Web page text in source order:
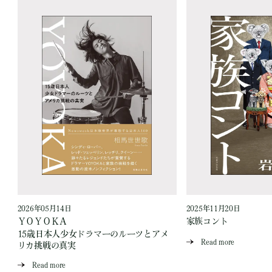
2026年05月14日
ＹＯＹＯＫＡ
15歳日本人少女ドラマーのルーツとアメ
リカ挑戦の真実
Read more
2025年11月20日
家族コント
Read more